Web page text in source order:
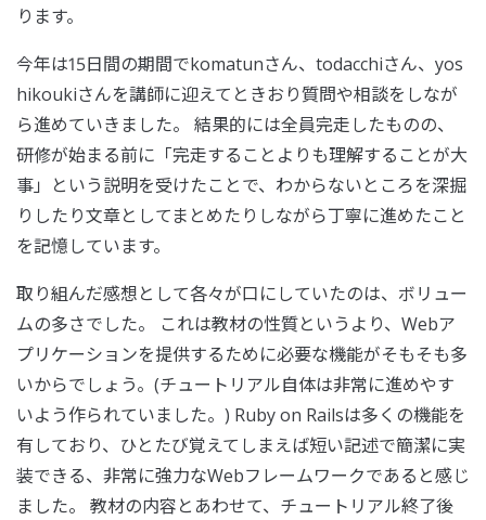
ります。
今年は15日間の期間でkomatunさん、todacchiさん、yos
hikoukiさんを講師に迎えてときおり質問や相談をしなが
ら進めていきました。 結果的には全員完走したものの、
研修が始まる前に「完走することよりも理解することが大
事」という説明を受けたことで、わからないところを深掘
りしたり文章としてまとめたりしながら丁寧に進めたこと
を記憶しています。
取り組んだ感想として各々が口にしていたのは、ボリュー
ムの多さでした。 これは教材の性質というより、Webア
プリケーションを提供するために必要な機能がそもそも多
いからでしょう。(チュートリアル自体は非常に進めやす
いよう作られていました。) Ruby on Railsは多くの機能を
有しており、ひとたび覚えてしまえば短い記述で簡潔に実
装できる、非常に強力なWebフレームワークであると感じ
ました。 教材の内容とあわせて、チュートリアル終了後